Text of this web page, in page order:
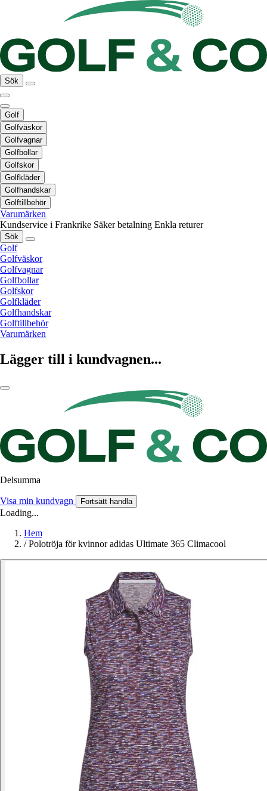
Sök
Golf
Golfväskor
Golfvagnar
Golfbollar
Golfskor
Golfkläder
Golfhandskar
Golftillbehör
Varumärken
Kundservice i Frankrike Säker betalning Enkla returer
Sök
Golf
Golfväskor
Golfvagnar
Golfbollar
Golfskor
Golfkläder
Golfhandskar
Golftillbehör
Varumärken
Lägger till i kundvagnen...
Delsumma
Visa min kundvagn Fortsätt handla
Loading...
Hem
/ Polotröja för kvinnor adidas Ultimate 365 Climacool